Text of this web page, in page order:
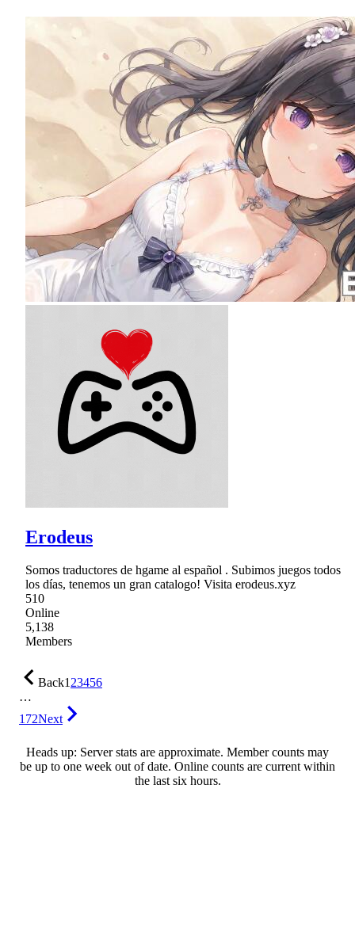
Erodeus
Somos traductores de hgame al español . Subimos juegos todos
los días, tenemos un gran catalogo! Visita erodeus.xyz
510
Online
5,138
Members
Back123456
…
172Next
Heads up: Server stats are approximate. Member counts may
be up to one week out of date. Online counts are current within
the last six hours.